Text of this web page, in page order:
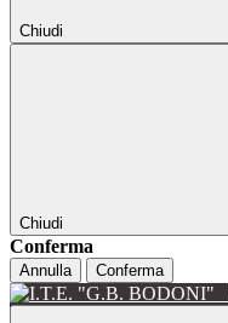
Chiudi
Chiudi
Conferma
Annulla Conferma